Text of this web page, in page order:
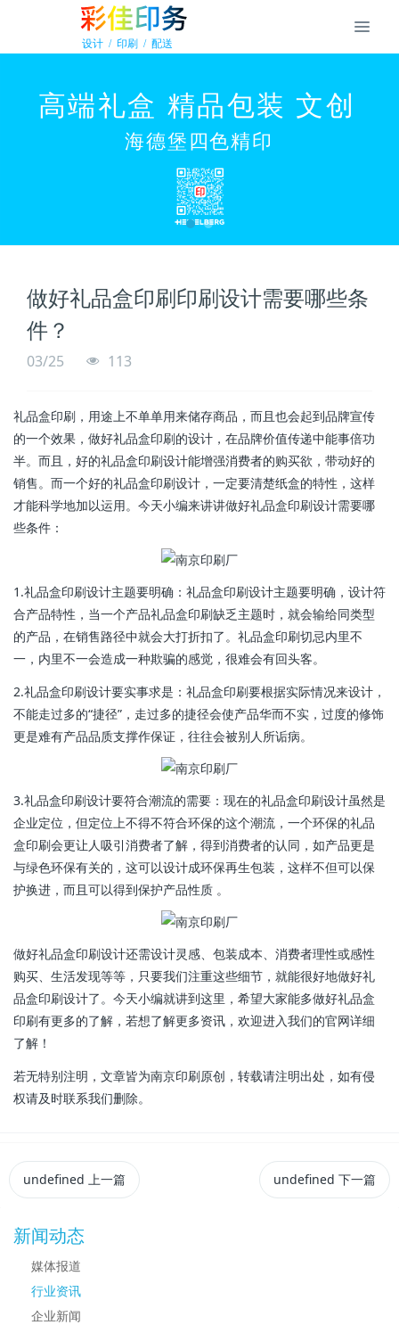
做好礼品盒印刷印刷设计需要哪些条
件？
03/25 113
礼品盒印刷，用途上不单单用来储存商品，而且也会起到品牌宣传
的一个效果，做好礼品盒印刷的设计，在品牌价值传递中能事倍功
半。而且，好的礼品盒印刷设计能增强消费者的购买欲，带动好的
销售。而一个好的礼品盒印刷设计，一定要清楚纸盒的特性，这样
才能科学地加以运用。今天小编来讲讲做好礼品盒印刷设计需要哪
些条件：
1.礼品盒印刷设计主题要明确：礼品盒印刷设计主题要明确，设计符
合产品特性，当一个产品礼品盒印刷缺乏主题时，就会输给同类型
的产品，在销售路径中就会大打折扣了。礼品盒印刷切忌内里不
一，内里不一会造成一种欺骗的感觉，很难会有回头客。
2.礼品盒印刷设计要实事求是：礼品盒印刷要根据实际情况来设计，
不能走过多的“捷径”，走过多的捷径会使产品华而不实，过度的修饰
更是难有产品品质支撑作保证，往往会被别人所诟病。
3.礼品盒印刷设计要符合潮流的需要：现在的礼品盒印刷设计虽然是
企业定位，但定位上不得不符合环保的这个潮流，一个环保的礼品
盒印刷会更让人吸引消费者了解，得到消费者的认同，如产品更是
与绿色环保有关的，这可以设计成环保再生包装，这样不但可以保
护换进，而且可以得到保护产品性质 。
做好礼品盒印刷设计还需设计灵感、包装成本、消费者理性或感性
购买、生活发现等等，只要我们注重这些细节，就能很好地做好礼
品盒印刷设计了。今天小编就讲到这里，希望大家能多做好礼品盒
印刷有更多的了解，若想了解更多资讯，欢迎进入我们的官网详细
了解！
若无特别注明，文章皆为南京印刷原创，转载请注明出处，如有侵
权请及时联系我们删除。
undefined 上一篇 undefined 下一篇
新闻动态
媒体报道
行业资讯
企业新闻